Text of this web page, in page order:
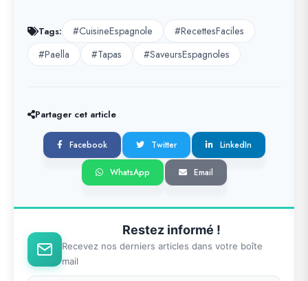
Tags: #CuisineEspagnole
#RecettesFaciles
#Paella
#Tapas #SaveursEspagnoles
Partager cet article
Facebook Twitter LinkedIn
WhatsApp Email
Restez informé !
Recevez nos derniers articles dans votre boîte
mail